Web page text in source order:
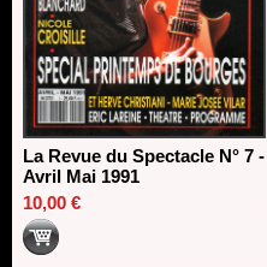
La Revue du Spectacle N° 7 -
Avril Mai 1991
10,00 €